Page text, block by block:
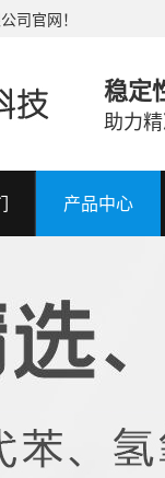
司官网！
稳定
助力
产品中心